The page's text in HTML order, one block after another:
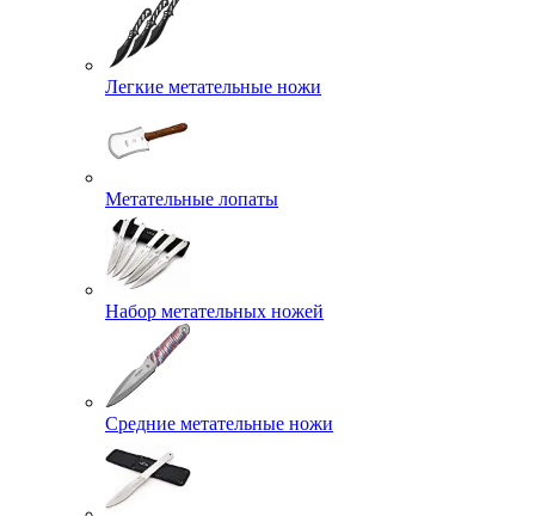
Легкие метательные ножи
Метательные лопаты
Набор метательных ножей
Средние метательные ножи